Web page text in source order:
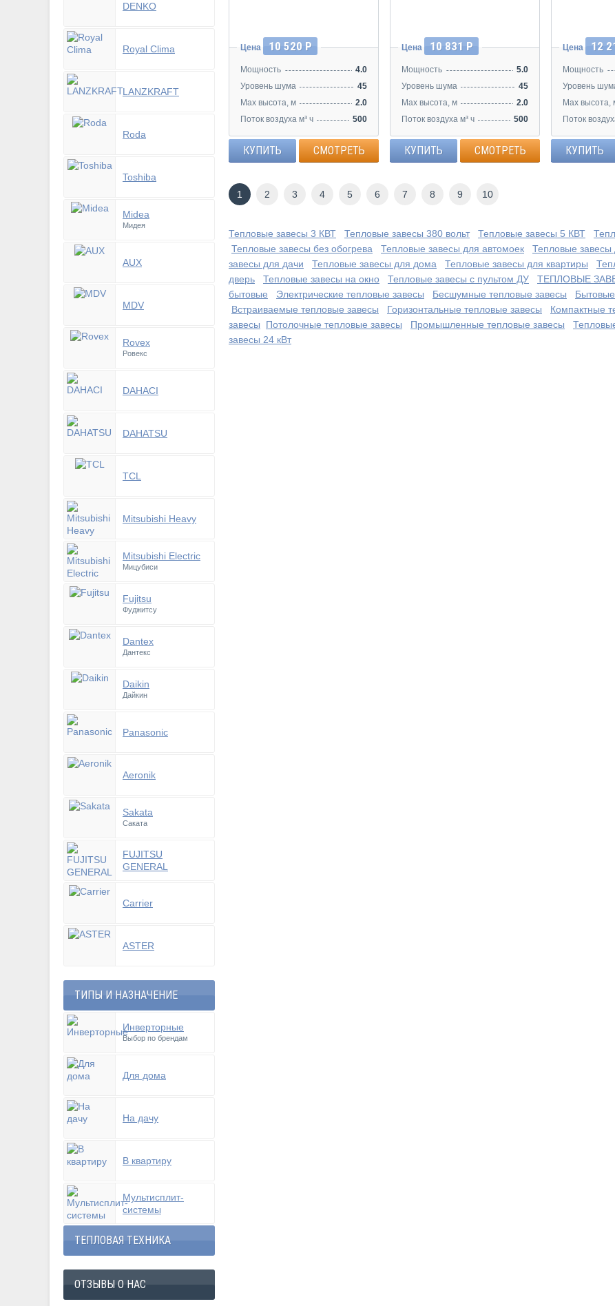
Цена 10 520 Р
Мощность
4.0
Уровень шума
45
Max высота, м
2.0
Поток воздуха м³ ч
500
КУПИТЬ СМОТРЕТЬ
Цена 10 831 Р
Мощность
5.0
Уровень шума
45
Max высота, м
2.0
Поток воздуха м³ ч
500
КУПИТЬ СМОТРЕТЬ
Цена 12
Мощность
Уровень
Max высота,
Поток
КУПИТЬ
1 2 3 4 5 6 7 8 9 10
Тепловые завесы 3 КВТ Тепловые завесы 380 вольт Тепловые завесы 5 КВТ
Тепловые завесы без обогрева
Тепловые завесы для автомоек Тепловые завесы
завесы для дачи
Тепловые завесы для дома Тепловые завесы для квартиры
дверь
Тепловые завесы на окно Тепловые завесы с пультом ДУ ТЕПЛОВЫЕ
бытовые
Электрические тепловые завесы Бесшумные тепловые завесы
Встраиваемые тепловые завесы
Горизонтальные тепловые завесы Компактные
завесы
Потолочные тепловые завесы Промышленные тепловые завесы
завесы 24 кВт
DENKO
Royal Clima
LANZKRAFT
Roda
Toshiba
Midea
Мидея
AUX
MDV
Rovex
Ровекс
DAHACI
DAHATSU
TCL
Mitsubishi Heavy
Mitsubishi Electric
Мицубиси
Fujitsu
Фуджитсу
Dantex
Дантекс
Daikin
Дайкин
Panasonic
Aeronik
Sakata
Саката
FUJITSU
GENERAL
Carrier
ASTER
ТИПЫ И НАЗНАЧЕНИЕ
Инверторные
Выбор по брендам
Для дома
На дачу
В квартиру
Мультисплит-
системы
ТЕПЛОВАЯ ТЕХНИКА
ОТЗЫВЫ О НАС